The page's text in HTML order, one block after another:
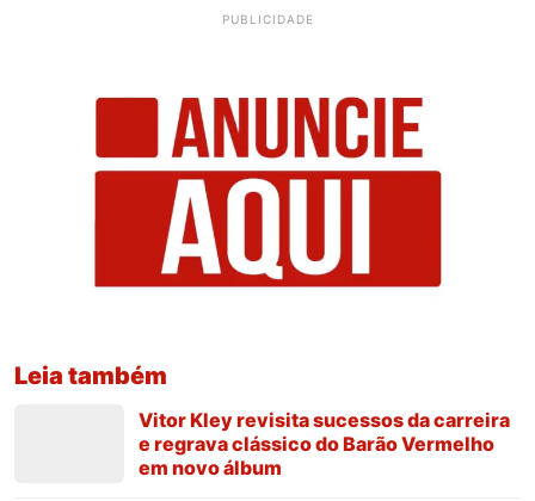
PUBLICIDADE
Leia também
Vitor Kley revisita sucessos da carreira
e regrava clássico do Barão Vermelho
em novo álbum